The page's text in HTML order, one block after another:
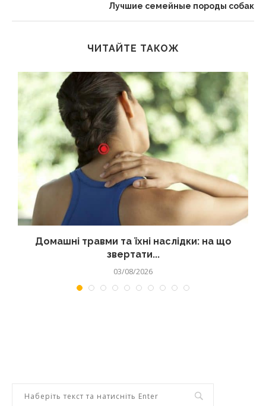
Лучшие семейные породы собак
ЧИТАЙТЕ ТАКОЖ
Домашні травми та їхні наслідки: на що
звертати...
03/08/2026